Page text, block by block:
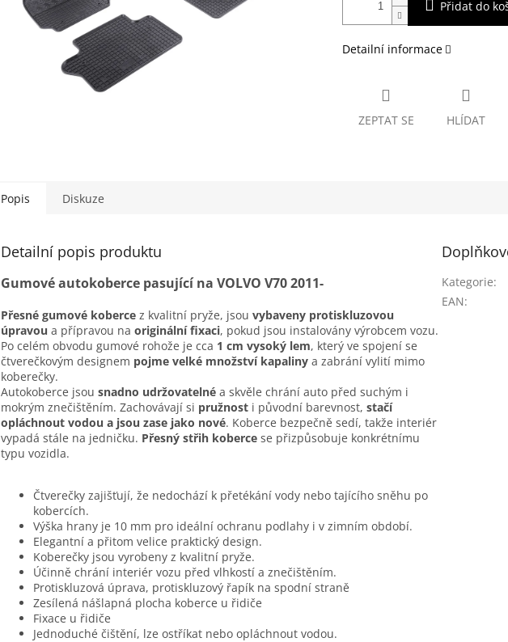
Přidat do
Detailní informace
ZEPTAT SE HLÍDAT
Popis Diskuze
Detailní popis produktu
Gumové autokoberce pasující na VOLVO V70 2011-
Přesné gumové koberce z kvalitní pryže, jsou vybaveny protiskluzovou
úpravou a přípravou na originální fixaci, pokud jsou instalovány výrobcem vozu.
Po celém obvodu gumové rohože je cca 1 cm vysoký lem, který ve spojení se
čtverečkovým designem pojme velké množství kapaliny a zabrání vylití mimo
koberečky.
Autokoberce jsou snadno udržovatelné a skvěle chrání auto před suchým i
mokrým znečištěním. Zachovávají si pružnost i původní barevnost, stačí
opláchnout vodou a jsou zase jako nové. Koberce bezpečně sedí, takže interiér
vypadá stále na jedničku. Přesný střih koberce se přizpůsobuje konkrétnímu
typu vozidla.
Čtverečky zajišťují, že nedochází k přetékání vody nebo tajícího sněhu po
kobercích.
Výška hrany je 10 mm pro ideální ochranu podlahy i v zimním období.
Elegantní a přitom velice praktický design.
Koberečky jsou vyrobeny z kvalitní pryže.
Účinně chrání interiér vozu před vlhkostí a znečištěním.
Protiskluzová úprava, protiskluzový řapík na spodní straně
Zesílená nášlapná plocha koberce u řidiče
Fixace u řidiče
Jednoduché čištění, lze ostříkat nebo opláchnout vodou.
Kategorie:
EAN: